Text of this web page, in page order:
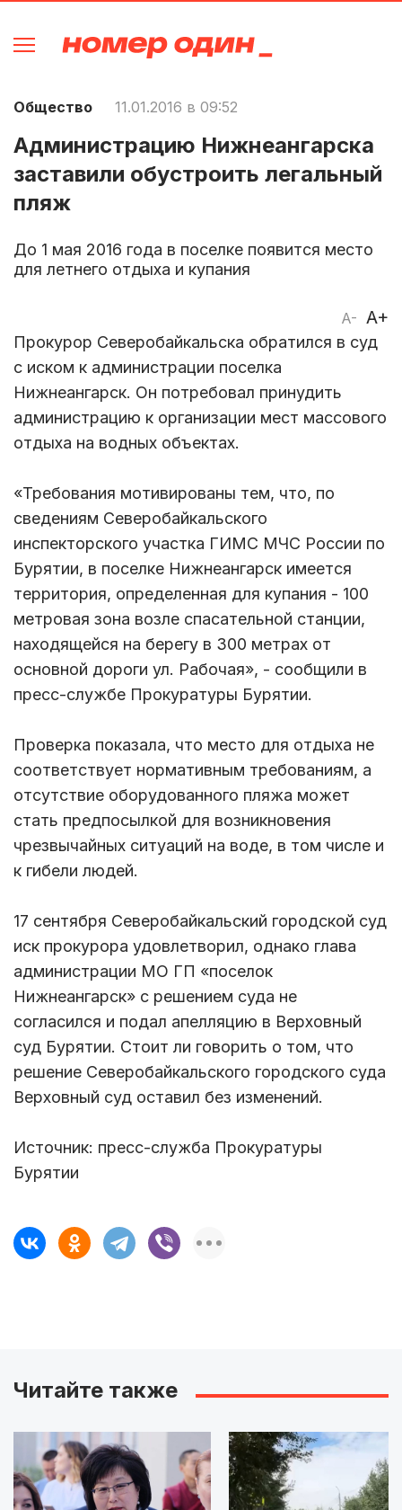
Общество 11.01.2016 в 09:52
Администрацию Нижнеангарска
заставили обустроить легальный
пляж
До 1 мая 2016 года в поселке появится место
для летнего отдыха и купания
A- A+
Прокурор Северобайкальска обратился в суд
с иском к администрации поселка
Нижнеангарск. Он потребовал принудить
администрацию к организации мест массового
отдыха на водных объектах.
«Требования мотивированы тем, что, по
сведениям Северобайкальского
инспекторского участка ГИМС МЧС России по
Бурятии, в поселке Нижнеангарск имеется
территория, определенная для купания - 100
метровая зона возле спасательной станции,
находящейся на берегу в 300 метрах от
основной дороги ул. Рабочая», - сообщили в
пресс-службе Прокуратуры Бурятии.
Проверка показала, что место для отдыха не
соответствует нормативным требованиям, а
отсутствие оборудованного пляжа может
стать предпосылкой для возникновения
чрезвычайных ситуаций на воде, в том числе и
к гибели людей.
17 сентября Северобайкальский городской суд
иск прокурора удовлетворил, однако глава
администрации МО ГП «поселок
Нижнеангарск» с решением суда не
согласился и подал апелляцию в Верховный
суд Бурятии. Стоит ли говорить о том, что
решение Северобайкальского городского суда
Верховный суд оставил без изменений.
Источник: пресс-служба Прокуратуры
Бурятии
Читайте также